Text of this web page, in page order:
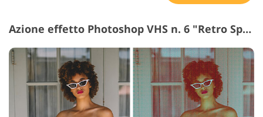
Azione effetto Photoshop VHS n. 6 "Retro Spirit"